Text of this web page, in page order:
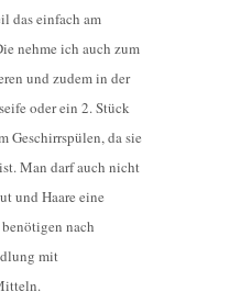
das einfach am
nehme ich auch zum
und zudem in der
oder ein 2. Stück
Geschirrspülen, da sie
Man darf auch nicht
und Haare eine
nach
mit